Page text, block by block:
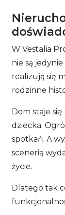
W Vestalia
nie są
realizują się
rodzinne
Dom staje
dziecka.
spotkań. A
scenerią
życie.
Dlatego tak